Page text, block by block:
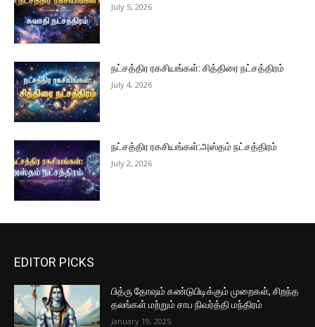
July 5, 2026
நட்சத்திர ரகசியங்கள்: சித்திரை நட்சத்திரம்
July 4, 2026
நட்சத்திர ரகசியங்கள்:அஸ்தம் நட்சத்திரம்
July 2, 2026
EDITOR PICKS
பித்ரு தோஷம் கண்டுபிடிக்கும் முறைகள், சிறந்த
தலங்கள் மற்றும் சாப நிவர்த்தி மந்திரம்
January 19, 2025